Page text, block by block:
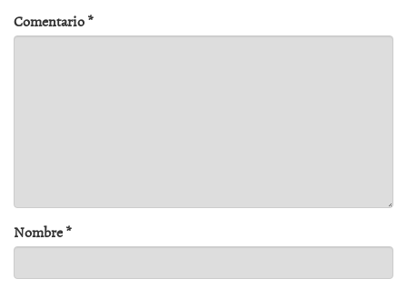
Comentario*
Nombre*